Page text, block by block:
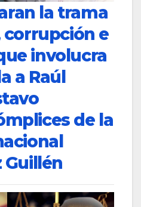
la trama
corrupción e
involucra
a Raúl
de la
Guillén